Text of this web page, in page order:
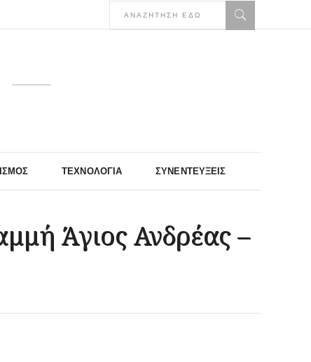
ΤΕΧΝΟΛΟΓΊΑ ΣΥΝΕΝΤΕΎΞΕΙΣ
Άγιος Ανδρέας –